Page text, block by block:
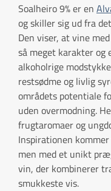
Soalheiro 9% er en
og skiller sig ud fra
Den viser, at vine
så meget karakter og
alkoholrige
restsødme og livlig
områdets potentiale
uden overmodning.
frugtaromaer og
Inspirationen
men med et unikt
vin, der kombinerer
smukkeste vis.